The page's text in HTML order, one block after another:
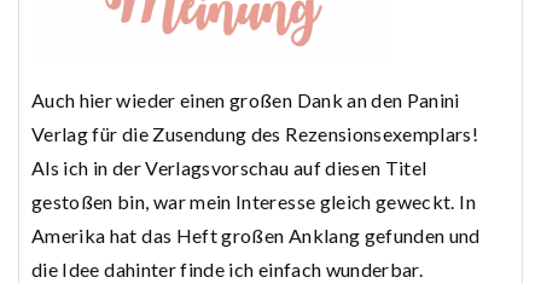
Auch hier wieder einen großen Dank an den Panini
Verlag für die Zusendung des Rezensionsexemplars!
Als ich in der Verlagsvorschau auf diesen Titel
gestoßen bin, war mein Interesse gleich geweckt. In
Amerika hat das Heft großen Anklang gefunden und
die Idee dahinter finde ich einfach wunderbar.